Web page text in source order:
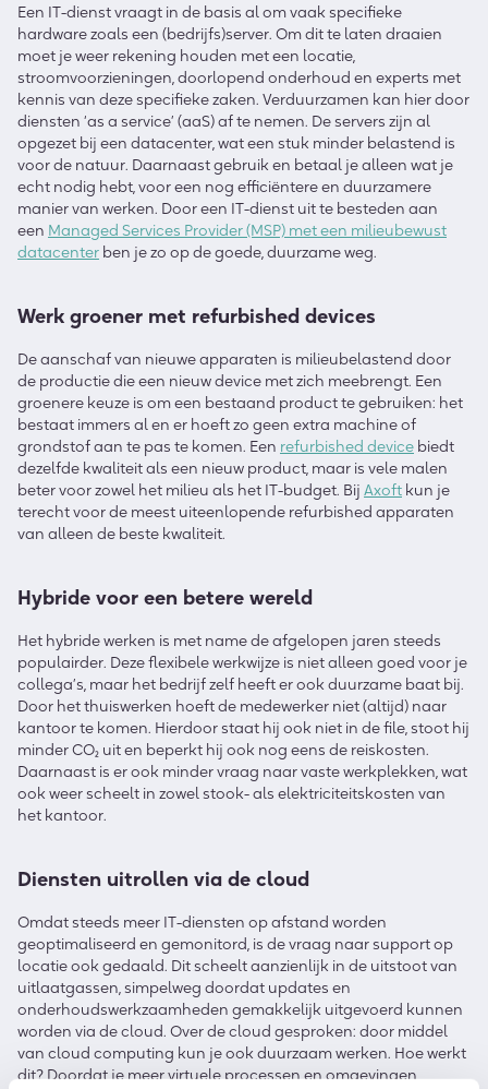
Een IT-dienst vraagt in de basis al om vaak specifieke
hardware zoals een (bedrijfs)server. Om dit te laten draaien
moet je weer rekening houden met een locatie,
stroomvoorzieningen, doorlopend onderhoud en experts met
kennis van deze specifieke zaken. Verduurzamen kan hier door
diensten ‘as a service’ (aaS) af te nemen. De servers zijn al
opgezet bij een datacenter, wat een stuk minder belastend is
voor de natuur. Daarnaast gebruik en betaal je alleen wat je
echt nodig hebt, voor een nog efficiëntere en duurzamere
manier van werken. Door een IT-dienst uit te besteden aan
een Managed Services Provider (MSP) met een milieubewust
datacenter ben je zo op de goede, duurzame weg.
Werk groener met refurbished devices
De aanschaf van nieuwe apparaten is milieubelastend door
de productie die een nieuw device met zich meebrengt. Een
groenere keuze is om een bestaand product te gebruiken: het
bestaat immers al en er hoeft zo geen extra machine of
grondstof aan te pas te komen. Een refurbished device biedt
dezelfde kwaliteit als een nieuw product, maar is vele malen
beter voor zowel het milieu als het IT-budget. Bij Axoft kun je
terecht voor de meest uiteenlopende refurbished apparaten
van alleen de beste kwaliteit.
Hybride voor een betere wereld
Het hybride werken is met name de afgelopen jaren steeds
populairder. Deze flexibele werkwijze is niet alleen goed voor je
collega’s, maar het bedrijf zelf heeft er ook duurzame baat bij.
Door het thuiswerken hoeft de medewerker niet (altijd) naar
kantoor te komen. Hierdoor staat hij ook niet in de file, stoot hij
minder CO₂ uit en beperkt hij ook nog eens de reiskosten.
Daarnaast is er ook minder vraag naar vaste werkplekken, wat
ook weer scheelt in zowel stook- als elektriciteitskosten van
het kantoor.
Diensten uitrollen via de cloud
Omdat steeds meer IT-diensten op afstand worden
geoptimaliseerd en gemonitord, is de vraag naar support op
locatie ook gedaald. Dit scheelt aanzienlijk in de uitstoot van
uitlaatgassen, simpelweg doordat updates en
onderhoudswerkzaamheden gemakkelijk uitgevoerd kunnen
worden via de cloud. Over de cloud gesproken: door middel
van cloud computing kun je ook duurzaam werken. Hoe werkt
dit? Doordat je meer virtuele processen en omgevingen